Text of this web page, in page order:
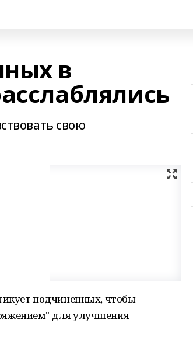
в
свою
подчиненных, чтобы
для улучшения